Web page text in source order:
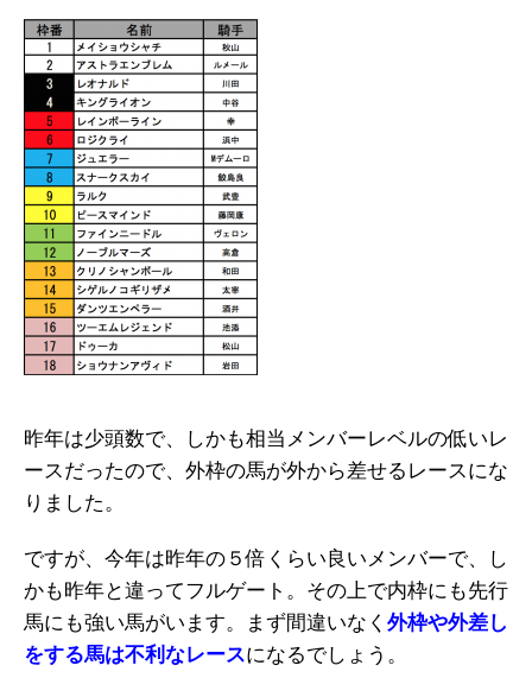
昨年は少頭数で、しかも相当メンバーレベルの低いレ
ースだったので、外枠の馬が外から差せるレースにな
りました。
ですが、今年は昨年の５倍くらい良いメンバーで、し
かも昨年と違ってフルゲート。その上で内枠にも先行
馬にも強い馬がいます。まず間違いなく 外枠や外差し
をする馬は不利なレースになるでしょう。